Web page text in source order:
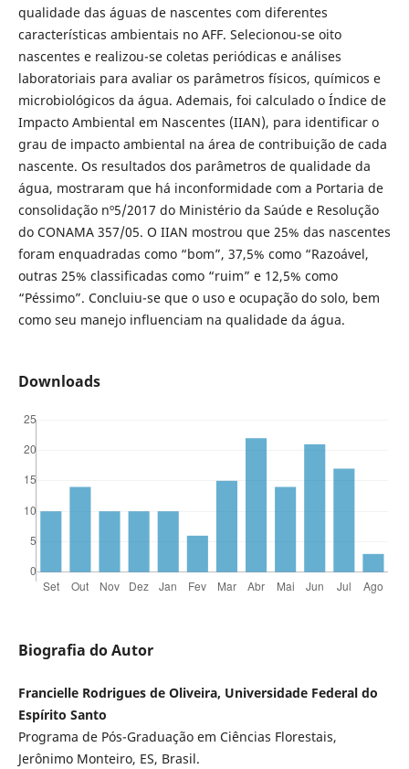
qualidade das águas de nascentes com diferentes
características ambientais no AFF. Selecionou-se oito
nascentes e realizou-se coletas periódicas e análises
laboratoriais para avaliar os parâmetros físicos, químicos e
microbiológicos da água. Ademais, foi calculado o Índice de
Impacto Ambiental em Nascentes (IIAN), para identificar o
grau de impacto ambiental na área de contribuição de cada
nascente. Os resultados dos parâmetros de qualidade da
água, mostraram que há inconformidade com a Portaria de
consolidação nº5/2017 do Ministério da Saúde e Resolução
do CONAMA 357/05. O IIAN mostrou que 25% das nascentes
foram enquadradas como “bom”, 37,5% como “Razoável,
outras 25% classificadas como “ruim” e 12,5% como
“Péssimo”. Concluiu-se que o uso e ocupação do solo, bem
como seu manejo influenciam na qualidade da água.
Downloads
Biografia do Autor
Francielle Rodrigues de Oliveira, Universidade Federal do
Espírito Santo
Programa de Pós-Graduação em Ciências Florestais,
Jerônimo Monteiro, ES, Brasil.